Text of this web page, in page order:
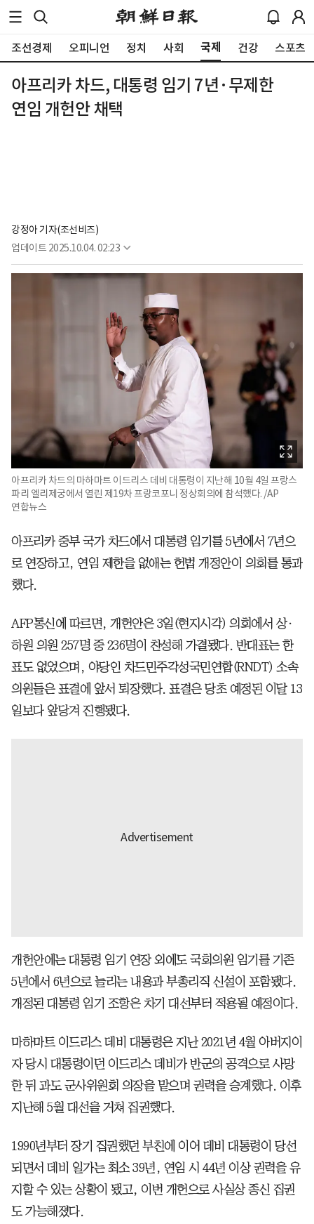
조선경제 오피니언 정치 사회 국제 건강 스포츠
아프리카 차드, 대통령 임기 7년·무제한
연임 개헌안 채택
강정아 기자(조선비즈)
업데이트 2025.10.04. 02:23
아프리카 차드의 마하마트 이드리스 데비 대통령이 지난해 10월 4일 프랑스
파리 엘리제궁에서 열린 제19차 프랑코포니 정상회의에 참석했다. /AP
연합뉴스
아프리카 중부 국가 차드에서 대통령 임기를 5년에서 7년으
로 연장하고, 연임 제한을 없애는 헌법 개정안이 의회를 통과
했다.
AFP통신에 따르면, 개헌안은 3일(현지시각) 의회에서 상·
하원 의원 257명 중 236명이 찬성해 가결됐다. 반대표는 한
표도 없었으며, 야당인 차드민주각성국민연합(RNDT) 소속
의원들은 표결에 앞서 퇴장했다. 표결은 당초 예정된 이달 13
일보다 앞당겨 진행됐다.
개헌안에는 대통령 임기 연장 외에도 국회의원 임기를 기존
5년에서 6년으로 늘리는 내용과 부총리직 신설이 포함됐다.
개정된 대통령 임기 조항은 차기 대선부터 적용될 예정이다.
마하마트 이드리스 데비 대통령은 지난 2021년 4월 아버지이
자 당시 대통령이던 이드리스 데비가 반군의 공격으로 사망
한 뒤 과도 군사위원회 의장을 맡으며 권력을 승계했다. 이후
지난해 5월 대선을 거쳐 집권했다.
1990년부터 장기 집권했던 부친에 이어 데비 대통령이 당선
되면서 데비 일가는 최소 39년, 연임 시 44년 이상 권력을 유
지할 수 있는 상황이 됐고, 이번 개헌으로 사실상 종신 집권
도 가능해졌다.